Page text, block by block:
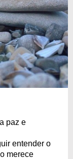
paz e
entender o
merece